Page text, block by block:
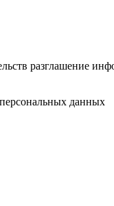
разглашение
данных